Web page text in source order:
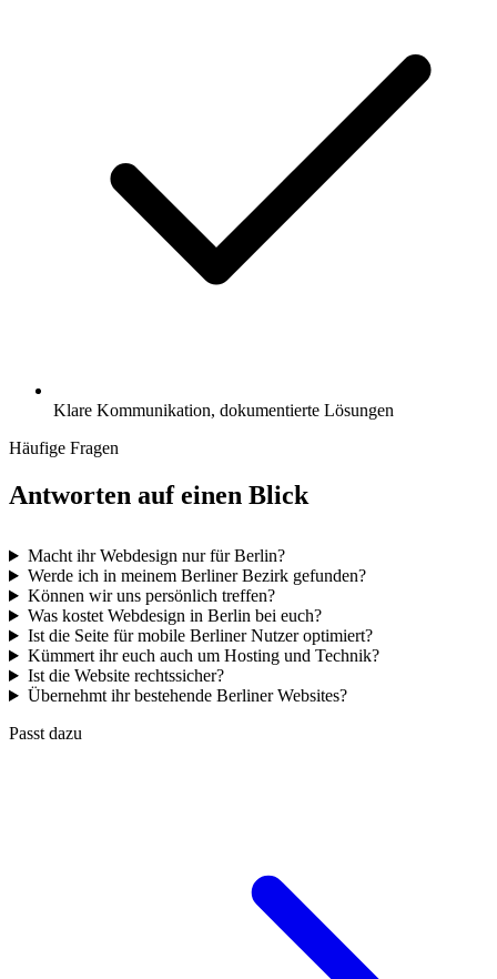
Klare Kommunikation, dokumentierte Lösungen
Häufige Fragen
Antworten auf einen Blick
Macht ihr Webdesign nur für Berlin?
Werde ich in meinem Berliner Bezirk gefunden?
Können wir uns persönlich treffen?
Was kostet Webdesign in Berlin bei euch?
Ist die Seite für mobile Berliner Nutzer optimiert?
Kümmert ihr euch auch um Hosting und Technik?
Ist die Website rechtssicher?
Übernehmt ihr bestehende Berliner Websites?
Passt dazu